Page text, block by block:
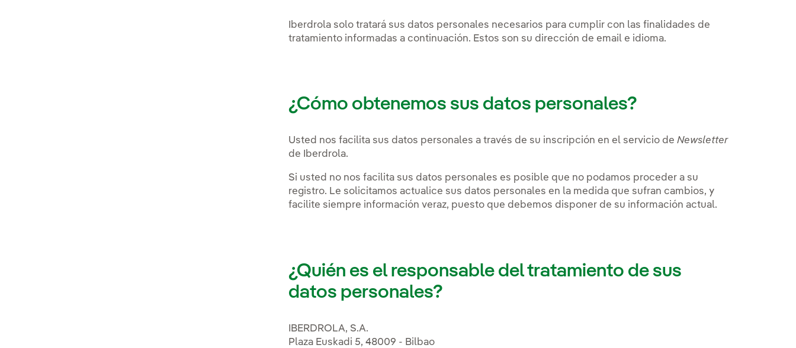
Iberdrola solo tratará sus datos personales necesarios para cumplir con las finalidades de
tratamiento informadas a continuación. Estos son su dirección de email e idioma.
¿Cómo obtenemos sus datos personales?
Usted nos facilita sus datos personales a través de su inscripción en el servicio deNewsletter
de Iberdrola.
Si usted no nos facilita sus datos personales es posible que no podamos proceder a su
registro. Le solicitamos actualice sus datos personales en la medida que sufran cambios, y
facilite siempre información veraz, puesto que debemos disponer de su información actual.
¿Quién es el responsable del tratamiento de sus
datos personales?
IBERDROLA, S.A.
Plaza Euskadi 5, 48009 - Bilbao